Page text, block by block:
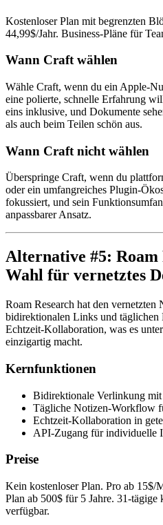
Kostenloser Plan mit begrenzten
44,99$/Jahr. Business-Pläne für
Wann Craft wählen
Wähle Craft, wenn du ein Apple-
eine polierte, schnelle Erfahrung
eins inklusive, und Dokumente
als auch beim Teilen schön aus.
Wann Craft nicht wählen
Überspringe Craft, wenn du
oder ein umfangreiches Plugin-
fokussiert, und sein
anpassbarer Ansatz.
Alternative #5: Roam
Wahl für vernetztes
Roam Research hat den vernetzten
bidirektionalen Links und täglichen
Echtzeit-Kollaboration, was es
einzigartig macht.
Kernfunktionen
Bidirektionale Verlinkung
Tägliche Notizen-Workflow
Echtzeit-Kollaboration in
API-Zugang für individuelle
Preise
Kein kostenloser Plan. Pro ab 15$/
Plan ab 500$ für 5 Jahre. 31-tägige
verfügbar.